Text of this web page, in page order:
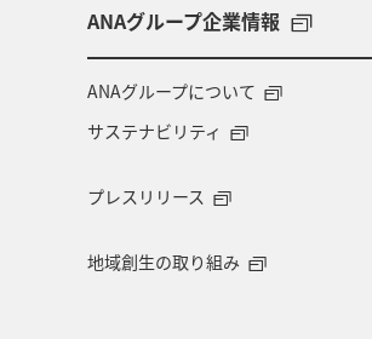
ANAグループ企業情報
ANAグループについて
サステナビリティ
プレスリリース
地域創生の取り組み